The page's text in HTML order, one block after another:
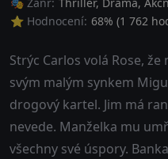
⭐ Hodnocení: 68% (1 762
Strýc Carlos volá Rose,
svým malým synkem
drogový kartel. Jim má
nevede. Manželka mu
všechny své úspory.